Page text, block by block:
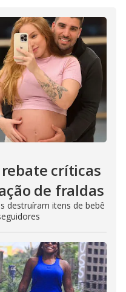
críticas
de fraldas
destruíram itens de bebê